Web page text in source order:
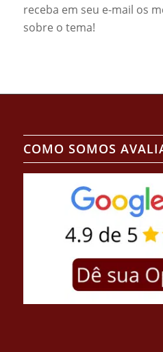
receba em seu e-mail os
sobre o tema!
COMO SOMOS